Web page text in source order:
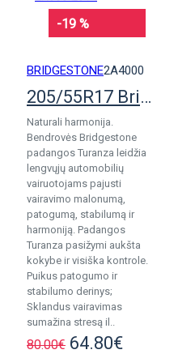
-19 %
BRIDGESTONE2A4000
205/55R17 Bridgestone Turanza ER300 2014
Naturali harmonija.
Bendrovės Bridgestone
padangos Turanza leidžia
lengvųjų automobilių
vairuotojams pajusti
vairavimo malonumą,
patogumą, stabilumą ir
harmoniją. Padangos
Turanza pasižymi aukšta
kokybe ir visiška kontrole.
Puikus patogumo ir
stabilumo derinys;
Sklandus vairavimas
sumažina stresą il..
80.00€ 64.80€